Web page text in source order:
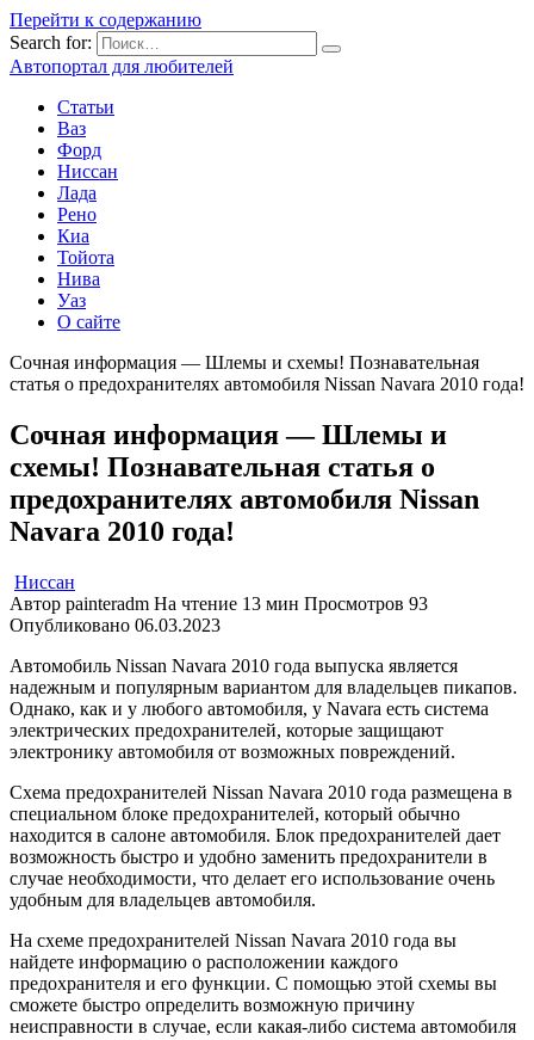
Перейти к содержанию
Search for:
Автопортал для любителей
Статьи
Ваз
Форд
Ниссан
Лада
Рено
Киа
Тойота
Нива
Уаз
О сайте
Сочная информация — Шлемы и схемы! Познавательная
статья о предохранителях автомобиля Nissan Navara 2010 года!
Сочная информация — Шлемы и
схемы! Познавательная статья о
предохранителях автомобиля Nissan
Navara 2010 года!
Ниссан
Автор painteradm На чтение 13 мин Просмотров 93
Опубликовано 06.03.2023
Автомобиль Nissan Navara 2010 года выпуска является
надежным и популярным вариантом для владельцев пикапов.
Однако, как и у любого автомобиля, у Navara есть система
электрических предохранителей, которые защищают
электронику автомобиля от возможных повреждений.
Схема предохранителей Nissan Navara 2010 года размещена в
специальном блоке предохранителей, который обычно
находится в салоне автомобиля. Блок предохранителей дает
возможность быстро и удобно заменить предохранители в
случае необходимости, что делает его использование очень
удобным для владельцев автомобиля.
На схеме предохранителей Nissan Navara 2010 года вы
найдете информацию о расположении каждого
предохранителя и его функции. С помощью этой схемы вы
сможете быстро определить возможную причину
неисправности в случае, если какая-либо система автомобиля